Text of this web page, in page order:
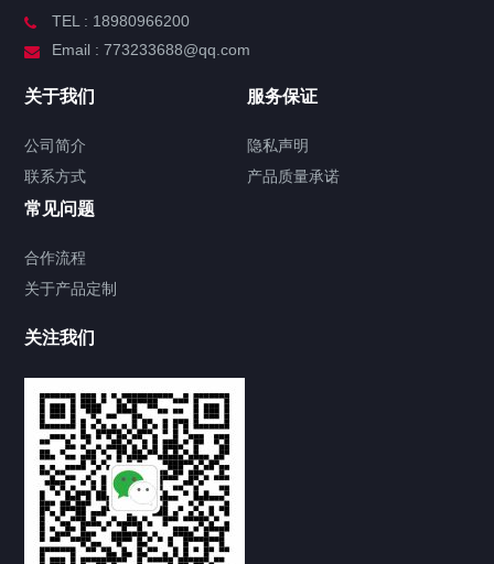
TEL : 18980966200
Email : 773233688@qq.com
关于我们
公司简介
联系方式
服务保证
隐私声明
产品质量承诺
常见问题
合作流程
关于产品定制
关注我们